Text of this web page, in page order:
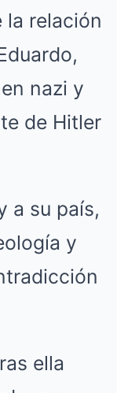
la relación
nazi y
de Hitler
a su país,
y
ella